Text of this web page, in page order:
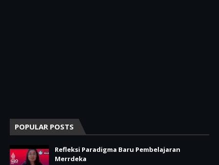
POPULAR POSTS
Refleksi Paradigma Baru Pembelajaran
Merrdeka